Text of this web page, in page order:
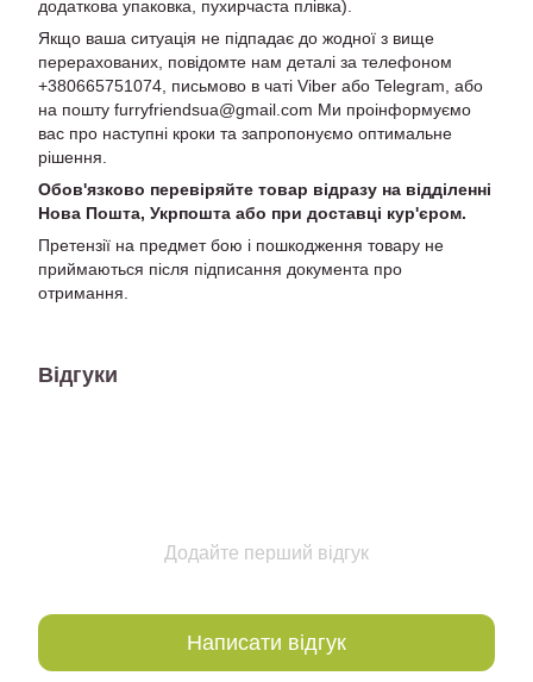
додаткова упаковка, пухирчаста плівка).
Якщо ваша ситуація не підпадає до жодної з вище
перерахованих, повідомте нам деталі за телефоном
+380665751074, письмово в чаті Viber або Telegram, або
на пошту furryfriendsua@gmail.com Ми проінформуємо
вас про наступні кроки та запропонуємо оптимальне
рішення.
Обов'язково перевіряйте товар відразу на відділенні
Нова Пошта, Укрпошта або при доставці кур'єром.
Претензії на предмет бою і пошкодження товару не
приймаються після підписання документа про
отримання.
Відгуки
Додайте перший відгук
Написати відгук